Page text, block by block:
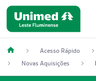
Acesso Rápido
Novas Aquisições